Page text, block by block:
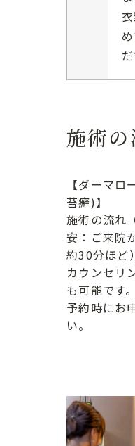
施術
【ダーマ
苔癬)】
施術の流れ
安：ご来院
約30分ほど
カウンセリ
も可能です
予約時にお
い。